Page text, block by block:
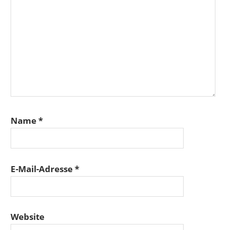
Name*
E-Mail-Adresse*
Website